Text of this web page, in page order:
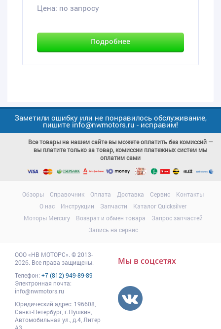
Цена: по запросу
Подробнее
Заметили ошибку или не понравилось обслуживание,
пишите info@nwmotors.ru - исправим!
Все товары на нашем сайте вы можете оплатить без комиссий —
вы платите только за товар, комиссии платежных систем мы
оплатим сами
Обзоры Справочник Оплата Доставка Сервис
Контакты
О нас
Инструкции Запчасти
Каталог Quicksilver
Моторы Mercury
Возврат и обмен товара
Запрос запчастей
Запись на сервис
ООО«НВ МОТОРС» © 2013-
2026. Все права защищены.
Телефон: +7 (812) 949-89-89
Электронная почта:
info@nwmotors.ru
Юридический адрес: 196608
Санкт-Петербург, г.Пушкин
Автомобильная ул., д.4, Литер
Мы в соцсетях